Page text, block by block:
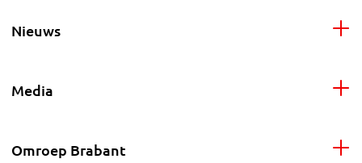
Nieuws
Media
Omroep Brabant